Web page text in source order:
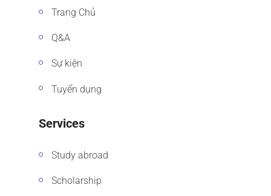
Trang Chủ
Q&A
Sự kiện
Tuyển dụng
Services
Study abroad
Scholarship